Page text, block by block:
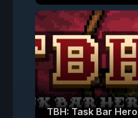
TBH: Task Bar Hero